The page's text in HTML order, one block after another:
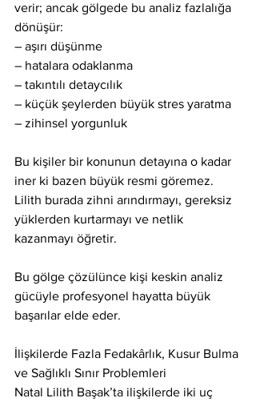
verir; ancak gölgede bu analiz fazlalığa
dönüşür:
– aşırı düşünme
– hatalara odaklanma
– takıntılı detaycılık
– küçük şeylerden büyük stres yaratma
– zihinsel yorgunluk
Bu kişiler bir konunun detayına o kadar
iner ki bazen büyük resmi göremez.
Lilith burada zihni arındırmayı, gereksiz
yüklerden kurtarmayı ve netlik
kazanmayı öğretir.
Bu gölge çözülünce kişi keskin analiz
gücüyle profesyonel hayatta büyük
başarılar elde eder.
İlişkilerde Fazla Fedakârlık, Kusur Bulma
ve Sağlıklı Sınır Problemleri
Natal Lilith Başak’ta ilişkilerde iki uç